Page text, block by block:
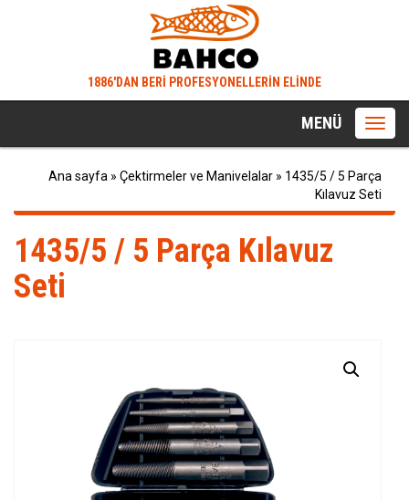
1886'DAN BERİ PROFESYONELLERİN ELİNDE
MENÜ
Ana sayfa » Çektirmeler ve Manivelalar » 1435/5 / 5 Parça
Kılavuz Seti
1435/5 / 5 Parça Kılavuz
Seti